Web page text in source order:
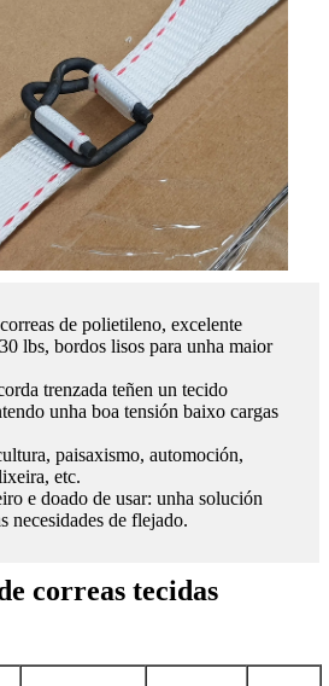
de polietileno, excelente
lbs, bordos lisos para unha maior
trenzada teñen un tecido
unha boa tensión baixo cargas
paisaxismo, automoción,
etc.
e doado de usar: unha solución
necesidades de flejado.
correas tecidas